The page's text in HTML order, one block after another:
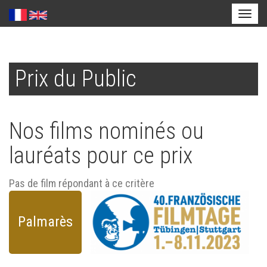
contenu
principal
Prix du Public
Nos films nominés ou
lauréats pour ce prix
Pas de film répondant à ce critère
Palmarès